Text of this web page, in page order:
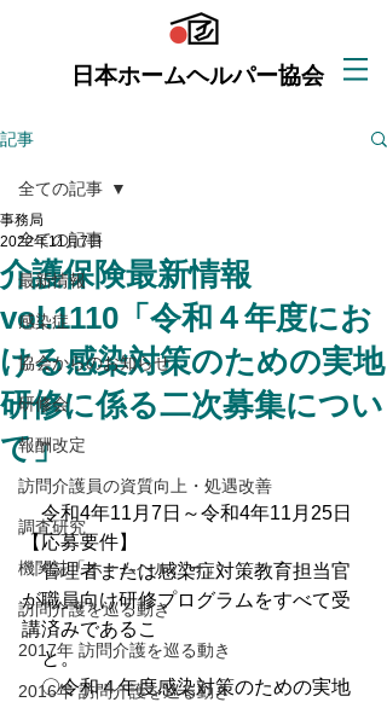
日本ホームヘルパー協会
記事
全ての記事
最新情報
感染症
協会からのお知らせ
研修会
報酬改定
訪問介護員の資質向上・処遇改善
調査研究
機関誌「ホームヘルパー」
訪問介護を巡る動き
2017年 訪問介護を巡る動き
2016年 訪問介護を巡る動き
全ての記事
介護保険最新情報
vol.1110「令和４年度にお
ける感染対策のための実地
研修に係る二次募集につい
て」
事務局
2022年11月7日
令和4年11月7日～令和4年11月25日
【応募要件】
管理者または感染症対策教育担当官
が職員向け研修プログラムをすべて受
講済みであるこ
と。
〇令和４年度感染対策のための実地